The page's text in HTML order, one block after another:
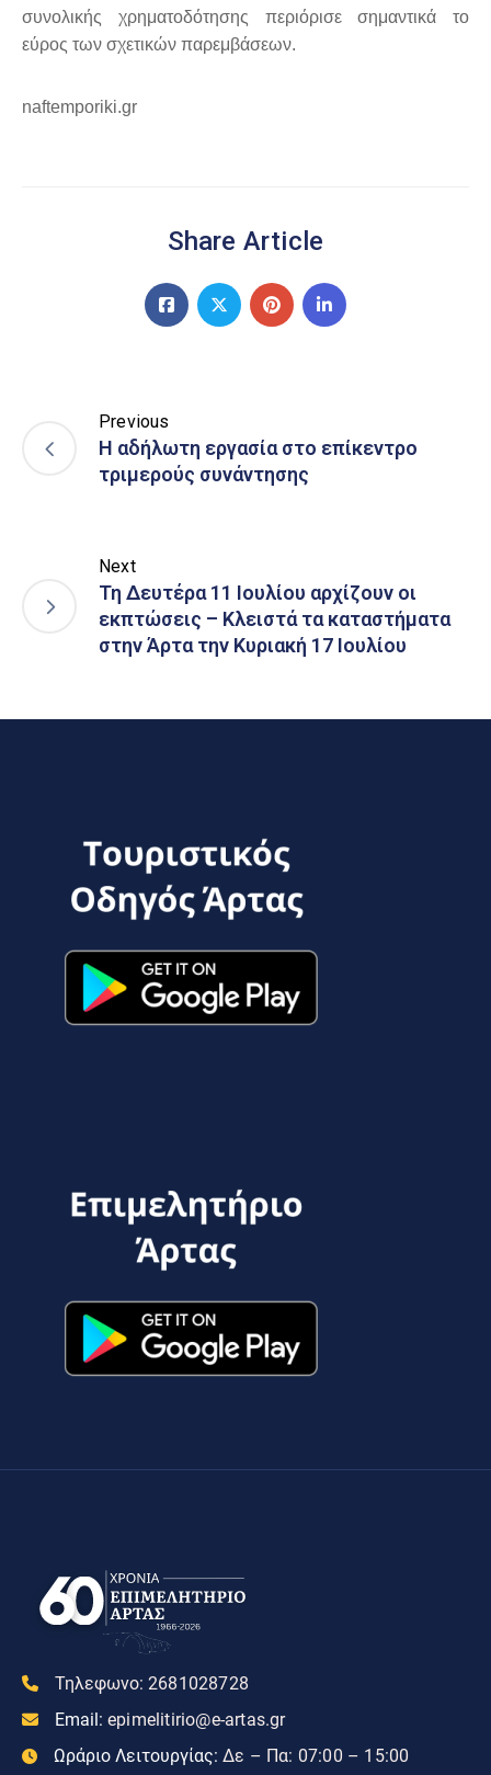
συνολικής χρηματοδότησης περιόρισε σημαντικά το
εύρος των σχετικών παρεμβάσεων.
naftemporiki.gr
Share Article
Previous
Η αδήλωτη εργασία στο επίκεντρο
τριμερούς συνάντησης
Next
Τη Δευτέρα 11 Ιουλίου αρχίζουν οι
εκπτώσεις – Κλειστά τα καταστήματα
στην Άρτα την Κυριακή 17 Ιουλίου
Τηλεφωνο: 2681028728
Email: epimelitirio@e-artas.gr
Ωράριο Λειτουργίας: Δε – Πα: 07:00 – 15:00